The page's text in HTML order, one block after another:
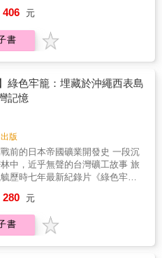
見聞；從中亦可觀察到昭和20年
次菊水作戰，大和號也參加了特攻
者於日記中屢屢表示應具特攻隊
斷提及戰爭的殘酷。日記〈第四
校前後，流露更多個人私密的情
內心狀態，以及對家人的愛。
錄親友為其出征所撰寫的贈別
德的詩歌與川柳創作，少部分是
亦有1944年7月11日他離台後的俳
柳、散文詩等作。〈第十號〉則
月鄭連德前往日本直至1945年8月
，共計約一年的時間，包含部隊
有作者對於自身性格與未來展望
與友人的信件往來，可見鄭連德
京的松沢教會及三浦清一、藤田治
國與家鄉、信仰
信社為紀念「大東亞戰爭」兩週
戰，由日本整合帶
亞共榮圈」理想戛然而止，但是亞
原般遍地開花，越南、印尼的獨立
日軍的身影，甚至還有臺灣人參
成為印尼軍人國家公墓中的民族
棄尊榮的待遇返回臺灣投入獨立
黨捕殺、有人則留在當地隱身市
。一直到現在，亞洲人的亞洲，亞
整合的「大東亞共榮圈」仍是個未
406 元
書
綠色牢籠：埋藏於沖繩西表島
記憶
版
的日本帝國礦業開發史 一段沉
中，近乎無聲的台灣礦工故事 旅
歷時七年最新紀錄片《綠色牢
，真情呈獻 &
阿嬤的一聲嘆
280 元
書